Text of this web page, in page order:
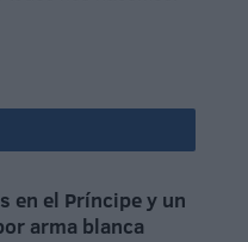
en el Príncipe y un
arma blanca